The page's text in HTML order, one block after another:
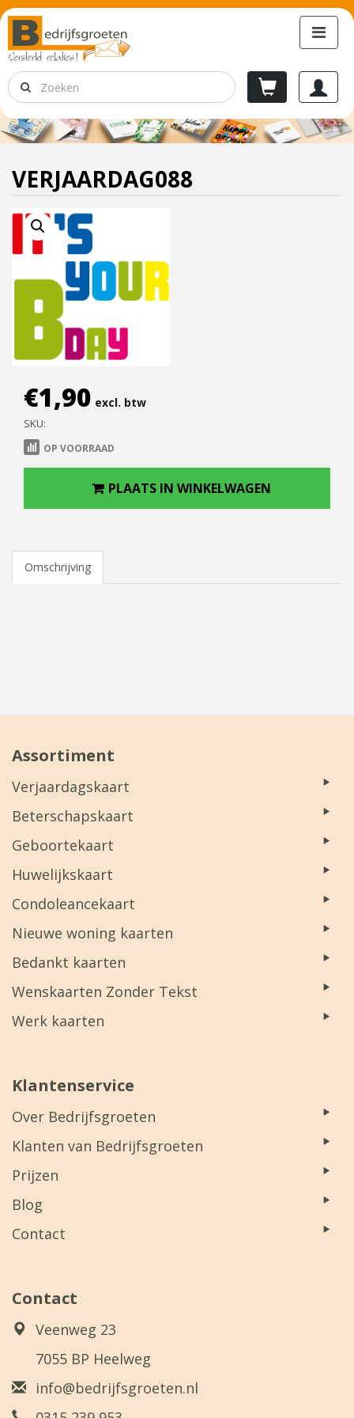
VERJAARDAG088
€1,90 excl. btw
SKU:
OP VOORRAAD
PLAATS IN WINKELWAGEN
Omschrijving
Assortiment
Verjaardagskaart
Beterschapskaart
Geboortekaart
Huwelijkskaart
Condoleancekaart
Nieuwe woning kaarten
Bedankt kaarten
Wenskaarten Zonder Tekst
Werk kaarten
Klantenservice
Over Bedrijfsgroeten
Klanten van Bedrijfsgroeten
Prijzen
Blog
Contact
Contact
Veenweg 23
7055 BP Heelweg
info@bedrijfsgroeten.nl